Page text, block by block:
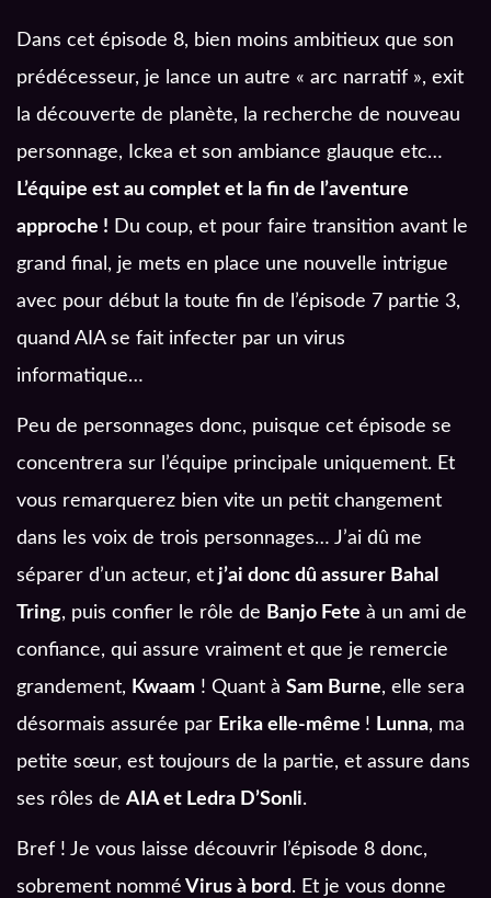
Dans cet épisode 8, bien moins ambitieux que son
prédécesseur, je lance un autre « arc narratif », exit
la découverte de planète, la recherche de nouveau
personnage, Ickea et son ambiance glauque etc…
L’équipe est au complet et la fin de l’aventure
approche ! Du coup, et pour faire transition avant le
grand final, je mets en place une nouvelle intrigue
avec pour début la toute fin de l’épisode 7 partie 3,
quand AIA se fait infecter par un virus
informatique…
Peu de personnages donc, puisque cet épisode se
concentrera sur l’équipe principale uniquement. Et
vous remarquerez bien vite un petit changement
dans les voix de trois personnages… J’ai dû me
séparer d’un acteur, et j’ai donc dû assurer Bahal
Tring, puis confier le rôle de Banjo Fete à un ami de
confiance, qui assure vraiment et que je remercie
grandement, Kwaam ! Quant à Sam Burne, elle sera
désormais assurée par Erika elle-même ! Lunna, ma
petite sœur, est toujours de la partie, et assure dans
ses rôles de AIA et Ledra D’Sonli.
Bref ! Je vous laisse découvrir l’épisode 8 donc,
sobrement nommé Virus à bord. Et je vous donne